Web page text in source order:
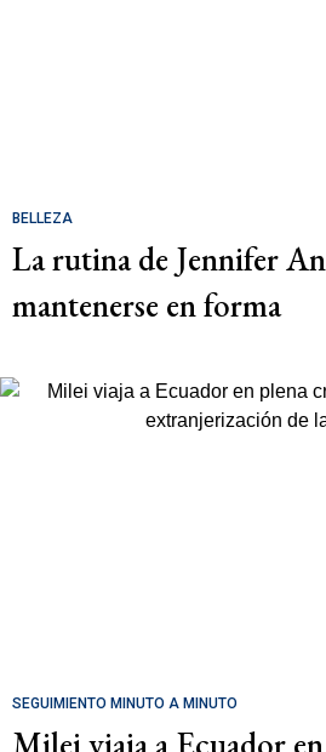
BELLEZA
La rutina de Jennifer
mantenerse en forma
SEGUIMIENTO MINUTO A MINUTO